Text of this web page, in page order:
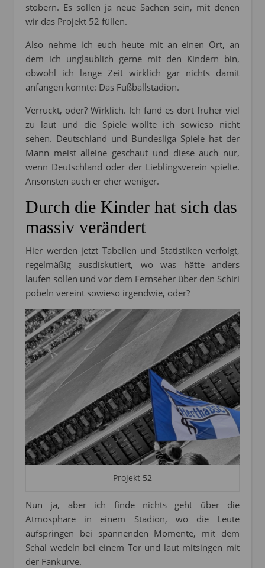
stöbern. Es sollen ja neue Sachen sein, mit denen
wir das Projekt 52 füllen.
Also nehme ich euch heute mit an einen Ort, an
dem ich unglaublich gerne mit den Kindern bin,
obwohl ich lange Zeit wirklich gar nichts damit
anfangen konnte: Das Fußballstadion.
Verrückt, oder? Wirklich. Ich fand es dort früher viel
zu laut und die Spiele wollte ich sowieso nicht
sehen. Deutschland und Bundesliga Spiele hat der
Mann meist alleine geschaut und diese auch nur,
wenn Deutschland oder der Lieblingsverein spielte.
Ansonsten auch er eher weniger.
Durch die Kinder hat sich das
massiv verändert
Hier werden jetzt Tabellen und Statistiken verfolgt,
regelmäßig ausdiskutiert, wo was hätte anders
laufen sollen und vor dem Fernseher über den Schiri
pöbeln vereint sowieso irgendwie, oder?
Projekt 52
Nun ja, aber ich finde nichts geht über die
Atmosphäre in einem Stadion, wo die Leute
aufspringen bei spannenden Momente, mit dem
Schal wedeln bei einem Tor und laut mitsingen mit
der Fankurve.